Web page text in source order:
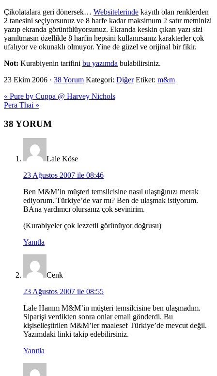
Çikolatalara geri dönersek… Websitelerinde kayıtlı olan renklerden
2 tanesini seçiyorsunuz ve 8 harfe kadar maksimum 2 satır metninizi
yazıp ekranda görüntülüyorsunuz. Ekranda keskin çıkan yazı sizi
yanıltmasın özellikle 8 harfin hepsini kullanırsanız karakterler çok
ufalıyor ve okunaklı olmuyor. Yine de güzel ve orijinal bir fikir.
Not: Kurabiyenin tarifini bu yazımda bulabilirsiniz.
23 Ekim 2006 · 38 Yorum Kategori: Diğer Etiket: m&m
Previous
Post:
« Pure by Cuppa @ Harvey Nichols
Next
Pera Thai »
Etkileşimi
38 YORUM
Lale Köse
23 Ağustos 2007 ile 08:46
Ben M&M’in müşteri temsilcisine nasıl ulaştığınızı merak
ediyorum. Türkiye’de var mı? Ben de ulaşmak istiyorum.
BAna yardımcı olursanız çok sevinirim.
(Kurabiyeler çok lezzetli görünüyor doğrusu)
Yanıtla
Cenk
23 Ağustos 2007 ile 08:55
Lale Hanım M&M’in müşteri temsilcisine ben ulaşmadım.
Siparişi verdikten sonra onlar email gönderdi. Bu
kişiselleştirilen M&M’ler maalesef Türkiye’de mevcut değil.
Yazımdaki linki takip edebilirsiniz.
Yanıtla